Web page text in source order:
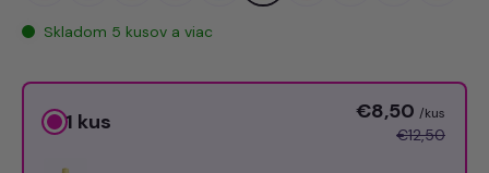
Skladom 5 kusov a viac
1 kus €8,50 /kus
€12,50